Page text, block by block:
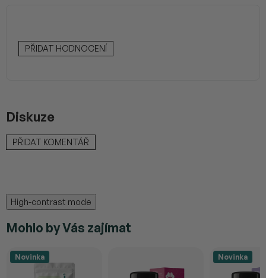
PŘIDAT HODNOCENÍ
Diskuze
PŘIDAT KOMENTÁŘ
High-contrast mode
Mohlo by Vás zajímat
Novinka Novinka